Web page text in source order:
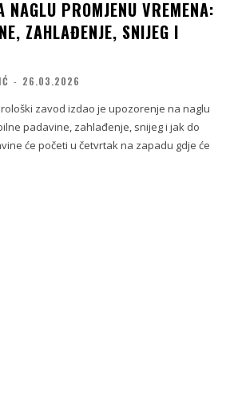
NAGLU PROMJENU VREMENA:
ZAHLAĐENJE, SNIJEG I
- 26.03.2026
zavod izdao je upozorenje na naglu
padavine, zahlađenje, snijeg i jak do